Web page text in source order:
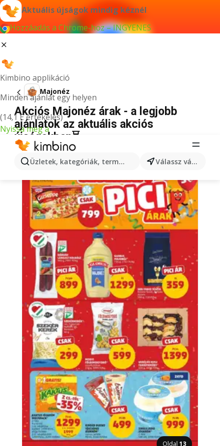
Aktuális újságok mindig kéznél
Hozzáadás a Chrome-hoz – INGYENES
Kimbino applikáció
Minden ajánlat egy helyen
(14,1 E értékelés)
Nyissa meg a
Üzletek, kategóriák, termékek keresése... Válassz várost
Majonéz
Akciós Majonéz árak - a legjobb
ajánlatok az aktuális akciós
újságokban⏳
Oldal 13